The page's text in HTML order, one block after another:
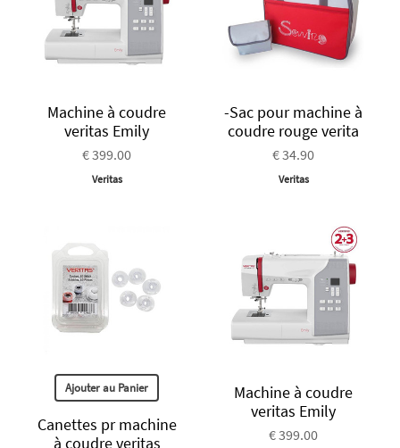
Machine à coudre
veritas Emily
€ 399.00
Veritas
-Sac pour machine à
coudre rouge verita
€ 34.90
Veritas
Ajouter au Panier
Canettes pr machine
à coudre veritas
Machine à coudre
veritas Emily
€ 399.00